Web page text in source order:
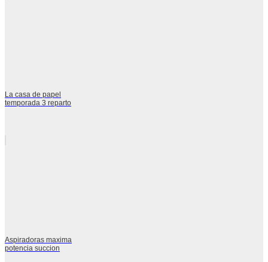
La casa de papel
temporada 3 reparto
Aspiradoras maxima
potencia succion